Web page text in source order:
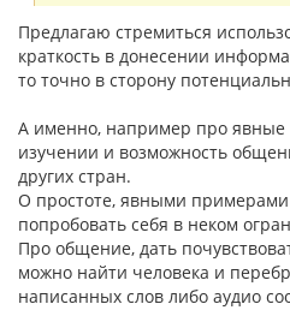
Предлагаю стремиться
краткость в донесении
то точно в сторону
А именно, например про явные
изучении и возможность
других стран.
О простоте, явными
попробовать себя в неком
Про общение, дать
можно найти человека и
написанных слов либо аудио